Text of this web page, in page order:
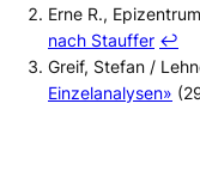
Erne R.,
nach Stauffer ↩︎
Greif, Stefan /
Einzelanalysen»